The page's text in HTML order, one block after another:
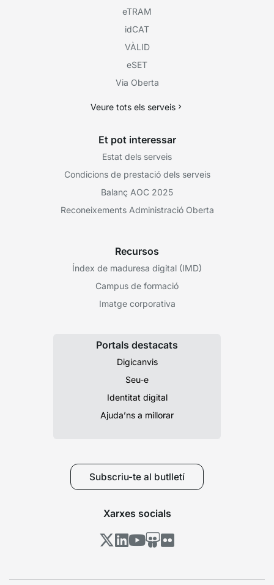
eTRAM
idCAT
VÀLID
eSET
Via Oberta
Veure tots els serveis
Et pot interessar
Estat dels serveis
Condicions de prestació dels serveis
Balanç AOC 2025
Reconeixements Administració Oberta
Recursos
Índex de maduresa digital (IMD)
Campus de formació
Imatge corporativa
Portals destacats
Digicanvis
Seu-e
Identitat digital
Ajuda’ns a millorar
Subscriu-te al butlletí
Xarxes socials